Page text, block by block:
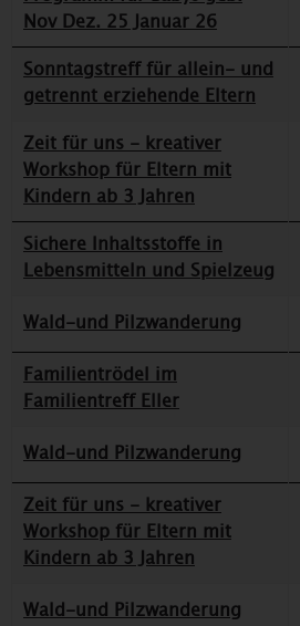
Nov Dez. 25 Januar 26
Sonntagstreff für allein- und
getrennt erziehende Eltern
Zeit für uns - kreativer
Workshop für Eltern mit
Kindern ab 3 Jahren
Sichere Inhaltsstoffe in
Lebensmitteln und Spielzeug
Wald-und Pilzwanderung
Familientrödel im
Familientreff Eller
Wald-und Pilzwanderung
Zeit für uns - kreativer
Workshop für Eltern mit
Kindern ab 3 Jahren
Wald-und Pilzwanderung